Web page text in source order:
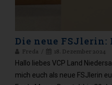
Die neue FSJlerin:
Freda 18. Dezember 2024
Hallo liebes VCP Land
mich euch als neue FSJlerin